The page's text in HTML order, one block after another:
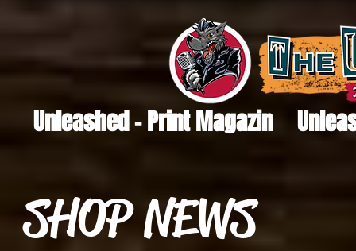
Unleashed - Print Magazin
SHOP NEWS